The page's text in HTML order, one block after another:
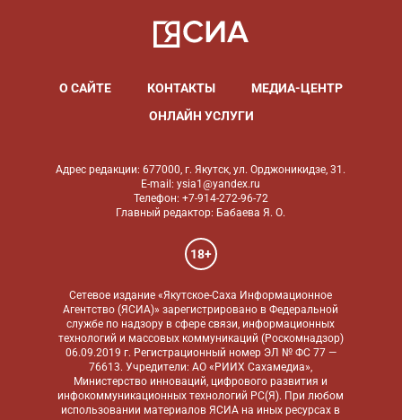
О САЙТЕ КОНТАКТЫ
МЕДИА-ЦЕНТР
ОНЛАЙН УСЛУГИ
Адрес редакции: 677000, г. Якутск, ул. Орджоникидзе, 31.
E-mail: ysia1@yandex.ru
Телефон: +7-914-272-96-72
Главный редактор: Бабаева Я. О.
18+
Сетевое издание «Якутское-Саха Информационное
Агентство (ЯСИА)» зарегистрировано в Федеральной
службе по надзору в сфере связи, информационных
технологий и массовых коммуникаций (Роскомнадзор)
06.09.2019 г. Регистрационный номер ЭЛ № ФС 77 —
76613. Учредители: АО «РИИХ Сахамедиа»,
Министерство инноваций, цифрового развития и
инфокоммуникационных технологий РС(Я). При любом
использовании материалов ЯСИА на иных ресурсах в